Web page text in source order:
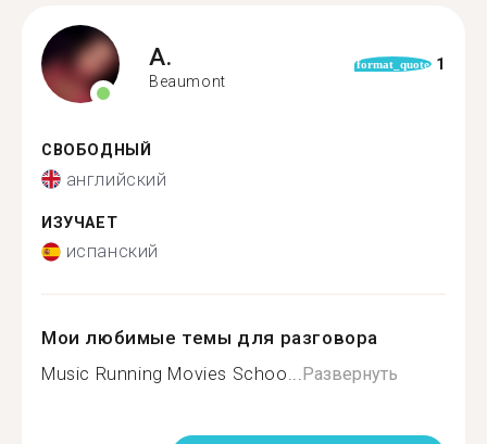
A.
Beaumont
format_quote 1
СВОБОДНЫЙ
английский
ИЗУЧАЕТ
испанский
Мои любимые темы для разговора
Music Running Movies Schoo...Развернуть